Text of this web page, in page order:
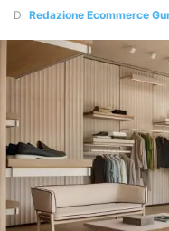
Di Redazione Ecommerce